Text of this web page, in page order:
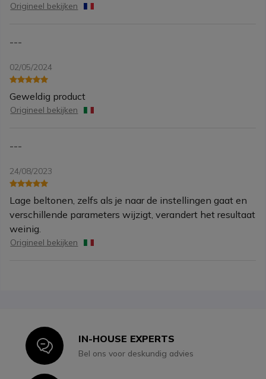
Origineel bekijken
---
02/05/2024
Geweldig product
Origineel bekijken
---
24/08/2023
Lage beltonen, zelfs als je naar de instellingen gaat en
verschillende parameters wijzigt, verandert het resultaat
weinig.
Origineel bekijken
IconIN-HOUSE EXPERTS
Bel ons voor deskundig advies